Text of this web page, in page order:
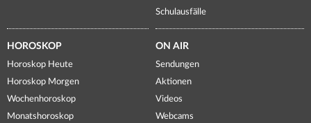
Schulausfälle
HOROSKOP
Horoskop Heute
Horoskop Morgen
Wochenhoroskop
Monatshoroskop
ON AIR
Sendungen
Aktionen
Videos
Webcams